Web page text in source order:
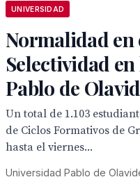
UNIVERSIDAD
Normalidad
Selectividad
Pablo de
Un total de 1.103
de Ciclos Formativos de
hasta el viernes...
Universidad Pablo de